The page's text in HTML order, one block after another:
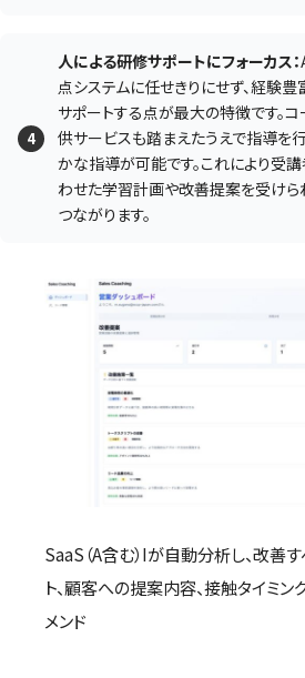
人による研修サポートにフォーカス：
点システムに任せきりにせず、経験
サポートする点が最大の特徴です。
供サービスも踏まえたうえで指導を
かな指導が可能です。これにより受
わせた学習計画や改善提案を受けら
つながります。
SaaS（A含む）Iが自動分析し、改善
ト、顧客への提案内容、接触タイミ
メンド